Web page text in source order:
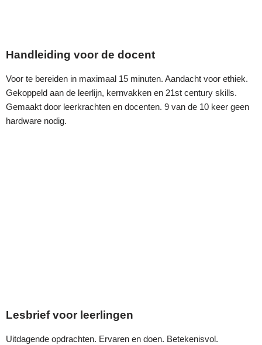
Handleiding voor de docent
Voor te bereiden in maximaal 15 minuten. Aandacht voor ethiek.
Gekoppeld aan de leerlijn, kernvakken en 21st century skills.
Gemaakt door leerkrachten en docenten. 9 van de 10 keer geen
hardware nodig.
Lesbrief voor leerlingen
Uitdagende opdrachten. Ervaren en doen. Betekenisvol.